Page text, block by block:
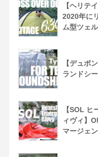
【ヘリテ
2020年に
ム型ツェ
【デュポ
ランドシ
【SOL
ィヴィ】
マージェ